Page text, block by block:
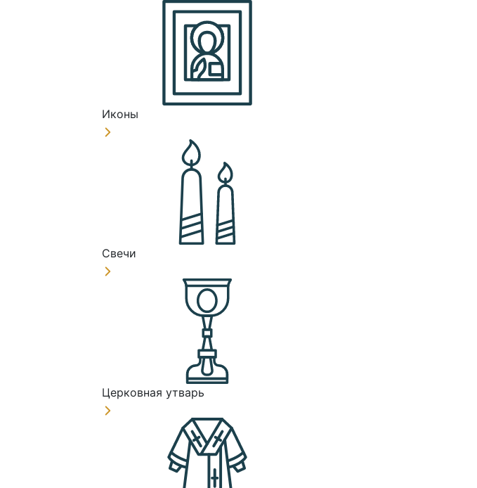
Иконы
Свечи
Церковная утварь